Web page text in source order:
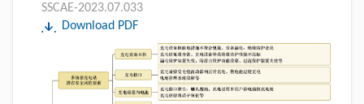
SSCAE-2023.07.033
Download PDF